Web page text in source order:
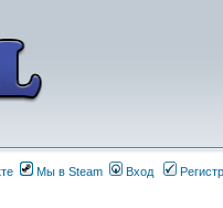
Мы в Steam Вход